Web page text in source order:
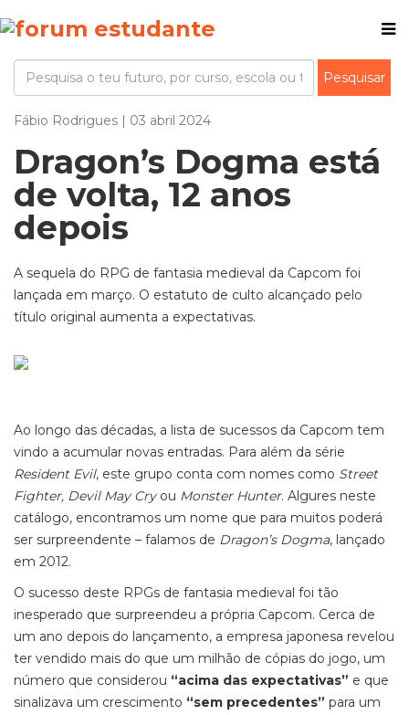
Fábio Rodrigues | 03 abril 2024
Dragon’s Dogma está
de volta, 12 anos
depois
A sequela do RPG de fantasia medieval da Capcom foi
lançada em março. O estatuto de culto alcançado pelo
título original aumenta a expectativas.
Ao longo das décadas, a lista de sucessos da Capcom tem
vindo a acumular novas entradas. Para além da série
Resident Evil, este grupo conta com nomes como Street
Fighter, Devil May Cryou Monster Hunter. Algures neste
catálogo, encontramos um nome que para muitos poderá
ser surpreendente – falamos de Dragon’s Dogma, lançado
em 2012.
O sucesso deste RPGs de fantasia medieval foi tão
inesperado que surpreendeu a própria Capcom. Cerca de
um ano depois do lançamento, a empresa japonesa revelou
ter vendido mais do que um milhão de cópias do jogo, um
número que considerou “acima das expectativas” e que
sinalizava um crescimento “sem precedentes” para um